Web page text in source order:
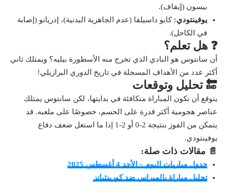
بيسون (إيقاف).
يوفينتودي: كايو داسيلفا (عدم الجاهزية البدنية)، إدريانو (إصابة
في الكاحل).
❓ هل تعلم؟
أن سانتوس هو النادي الذي تخرج منه الأسطورة بيليه؟ ويمتلك ثاني
أكثر عدد من الأهداف المسجلة في تاريخ الدوري البرازيلي!
🔚 تحليل وتوقعات
يتوقع أن تكون المباراة متكافئة في بدايتها، لكن سانتوس يمتلك
عناصر هجومية أكثر قدرة على الحسم، خصوصًا على ملعبه. قد
يتمكن من الفوز بنتيجة 2-0 أو 2-1 إذا ما استغل ضعف دفاع
يوفينتودي.
📄 مقالات ذات صلة:
جدول مباريات اليوم – الأحد 4 أغسطس 2025
تحليل مباراة بالميراس ضد كورينثيانز